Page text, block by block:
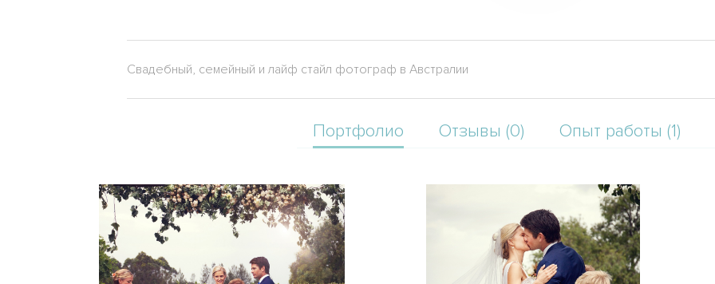
Свадебный, семейный и лайф стайл фотограф в Австралии
Портфолио Отзывы (0) Опыт работы (1)